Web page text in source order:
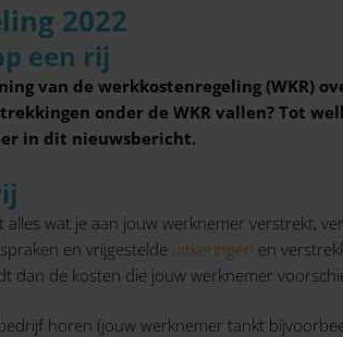
2022
een rij
van de werkkostenregeling (WKR)
onder de WKR vallen? Tot
in dit nieuwsbericht.
alles wat je aan jouw werknemer verstrekt,
en vrijgestelde uitkeringen en
dan de kosten die jouw werknemer
horen (jouw werknemer tankt